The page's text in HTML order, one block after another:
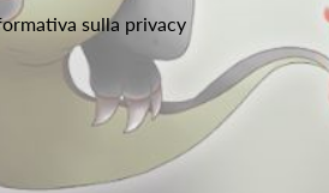
sulla privacy